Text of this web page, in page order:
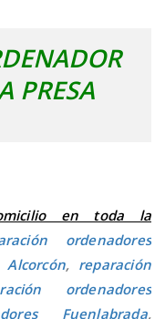
PRESA
en toda la
ordenadores
, reparación
ordenadores
Fuenlabrada,